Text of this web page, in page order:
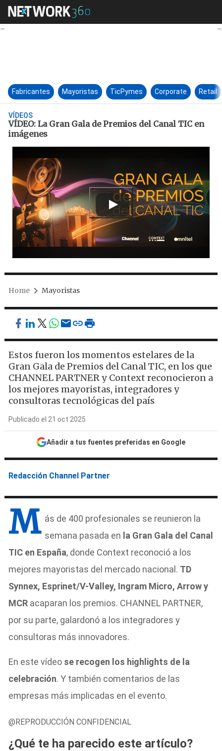
VÍDEO: La Gran Gala de
Fabricantes Mayoristas TicPymes Corporate Retail
VÍDEOS
VÍDEO: La Gran Gala de Premios del Canal TIC en
imágenes
Home Mayoristas
Estos fueron los momentos estelares de la
Gran Gala de Premios del Canal TIC, en los que
CHANNEL PARTNER y Context reconocieron a
los mejores mayoristas, integradores y
consultoras tecnológicas del país
Publicado el 21 oct 2025
Añadir a tus fuentes preferidas en Google
Redacción Channel Partner
M ás de 400 profesionales se reunieron la
semana pasada en la Gran Gala del Canal
TIC en España, donde Context reconoció a los
mejores mayoristas del mercado nacional. TD
Synnex, Esprinet/V-Valley, Ingram Micro, Arrow y
MCR acaparan los premios. CHANNEL PARTNER,
por su parte, galardonó a los integradores y
consultoras más innovadores.
En este vídeo se recogen los highlights de la
celebración. Y también comentarios de las
empresas más implicadas en el evento.
@REPRODUCCIÓN CONFIDENCIAL
¿Qué te ha parecido este artículo?